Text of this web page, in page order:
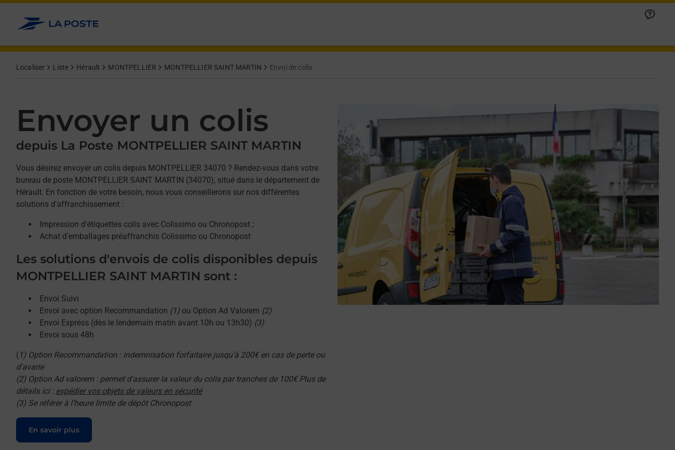
Allez au contenu
Localiser Liste Hérault MONTPELLIER MONTPELLIER SAINT MARTIN Envoi de colis
Envoyer un colis
depuis La Poste MONTPELLIER SAINT MARTIN
Vous désirez envoyer un colis depuis MONTPELLIER 34070 ? Rendez-vous dans votre
bureau de poste MONTPELLIER SAINT MARTIN (34070), situé dans le département de
Hérault. En fonction de votre besoin, nous vous conseillerons sur nos différentes
solutions d'affranchissement :
Impression d'étiquettes colis avec Colissimo ou Chronopost ;
Achat d'emballages préaffranchis Colissimo ou Chronopost
Les solutions d'envois de colis disponibles depuis
MONTPELLIER SAINT MARTIN sont :
Envoi Suivi
Envoi avec option Recommandation (1) ou Option Ad Valorem (2)
Envoi Express (dès le lendemain matin avant 10h ou 13h30) (3)
Envoi sous 48h
( 1) Option Recommandation : indemnisation forfaitaire jusqu'à 200€ en cas de perte ou
d'avarie
(2) Option Ad valorem : permet d'assurer la valeur du colis par tranches de 100€ Plus de
détails ici : expédier vos objets de valeurs en sécurité
(3) Se référer à l'heure limite de dépôt Chronopost
En savoir plus
Le lien s'ouvre dans un nouvel onglet
Afficher ou masquer la réponse
Afficher ou masquer la réponse
Afficher ou masquer la réponse